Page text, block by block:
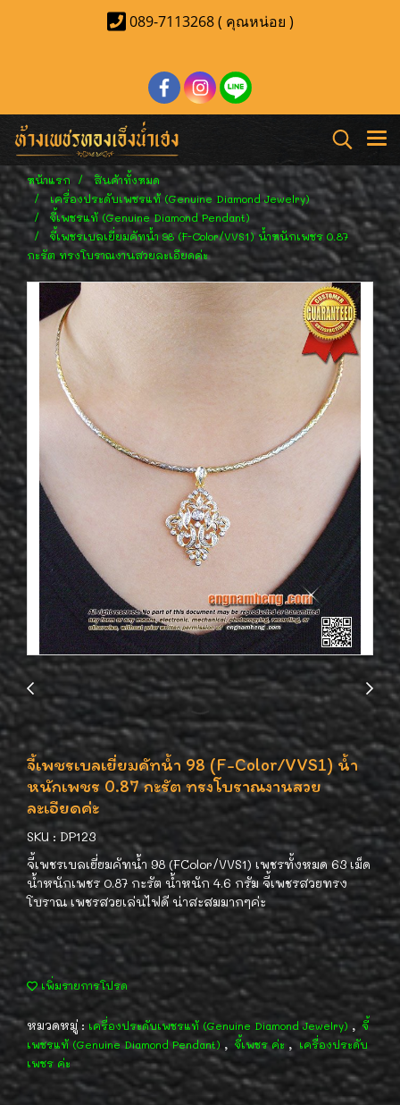
089-7113268 ( คุณหน่อย )
หน้าแรก
สินค้าทั้งหมด
เครื่องประดับเพชรแท้ (Genuine Diamond Jewelry)
จี้เพชรแท้ (Genuine Diamond Pendant)
จี้เพชรเบลเยี่ยมคัทน้ำ 98 (F-Color/VVS1) น้ำหนักเพชร 0.87
กะรัต ทรงโบราณงานสวยละเอียดค่ะ
จี้เพชรเบลเยี่ยมคัทน้ำ 98 (F-Color/VVS1) น้ำ
หนักเพชร 0.87 กะรัต ทรงโบราณงานสวย
ละเอียดค่ะ
SKU : DP123
จี้เพชรเบลเยี่ยมคัทน้ำ 98 (FColor/VVS1) เพชรทั้งหมด 63 เม็ด
น้ำหนักเพชร 0.87 กะรัต น้ำหนัก 4.6 กรัม จี้เพชรสวยทรง
โบราณ เพชรสวยเล่นไฟดี น่าสะสมมากๆค่ะ
เพิ่มรายการโปรด
หมวดหมู่ : เครื่องประดับเพชรแท้ (Genuine Diamond Jewelry) , จี้
เพชรแท้ (Genuine Diamond Pendant) , จี้เพชร ค่ะ , เครื่องประดับ
เพชร ค่ะ